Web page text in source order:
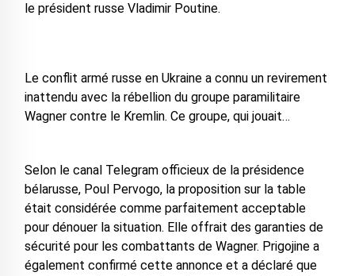
le président russe Vladimir Poutine.
Le conflit armé russe en Ukraine a connu un revirement
inattendu avec la rébellion du groupe paramilitaire
Wagner contre le Kremlin. Ce groupe, qui jouait…
Selon le canal Telegram officieux de la présidence
bélarusse, Poul Pervogo, la proposition sur la table
était considérée comme parfaitement acceptable
pour dénouer la situation. Elle offrait des garanties de
sécurité pour les combattants de Wagner. Prigojine a
également confirmé cette annonce et a déclaré que